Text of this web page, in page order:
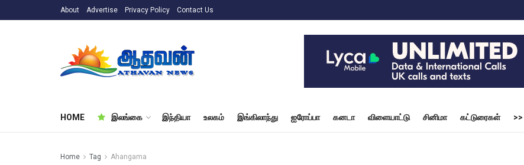
About Advertise Privacy Policy Contact Us
HOME இலங்கை இந்தியா உலகம் இங்கிலாந்து ஐரோப்பா கனடா விளையாட்டு சினிமா கட்டுரைகள் >>
Home Tag Ahangama